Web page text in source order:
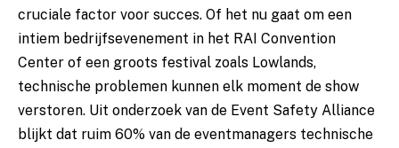
cruciale factor voor succes. Of het nu gaat om een
intiem bedrijfsevenement in het RAI Convention
Center of een groots festival zoals Lowlands,
technische problemen kunnen elk moment de show
verstoren. Uit onderzoek van de Event Safety Alliance
blijkt dat ruim 60% van de eventmanagers technische